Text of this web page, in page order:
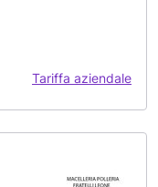
Tariffa aziendale